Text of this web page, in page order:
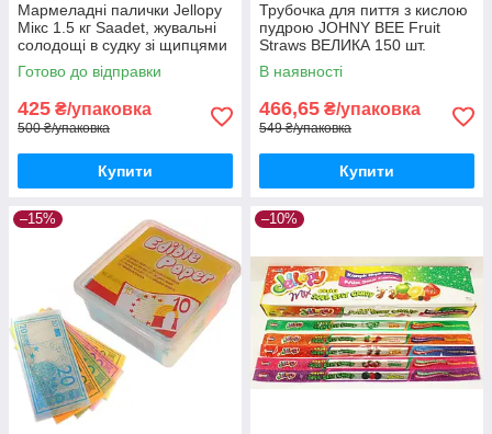
Мармеладні палички Jellopy
Мікс 1.5 кг Saadet, жувальні
солодощі в судку зі щипцями
Туреччина
Готово до відправки
425 ₴/упаковка
500 ₴/упаковка
Купити
Трубочка для пиття з кислою
пудрою JOHNY BEE Fruit
Straws ВЕЛИКА 150 шт.
В наявності
466,65 ₴/упаковка
549 ₴/упаковка
Купити
–15% –10%